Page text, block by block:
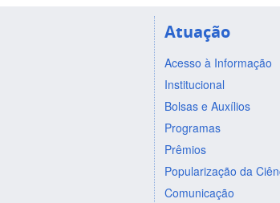
Atuação
Acesso à Informação
Institucional
Bolsas e Auxílios
Programas
Prêmios
Popularização da
Comunicação